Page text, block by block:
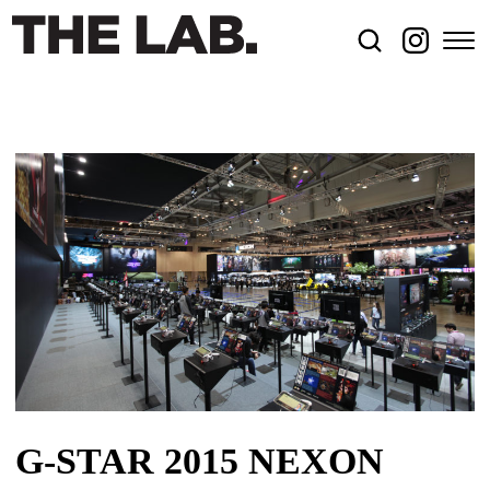
G-STAR 2015 NEXON